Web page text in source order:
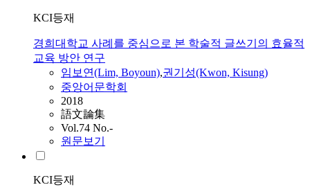
KCI등재
경희대학교 사례를 중심으로 본 학술적 글쓰기의 효율적
교육 방안 연구
임보연(Lim, Boyoun),권기성(Kwon, Kisung)
중앙어문학회
2018
語文論集
Vol.74 No.-
원문보기
KCI등재